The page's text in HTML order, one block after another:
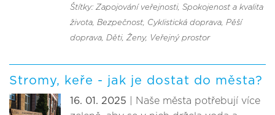
Štítky: Zapojování veřejnosti, Spokojenost a kvalita
života, Bezpečnost, Cyklistická doprava, Pěší
doprava, Děti, Ženy, Veřejný prostor
Stromy, keře - jak je dostat do města?
16. 01. 2025 | Naše města potřebují více